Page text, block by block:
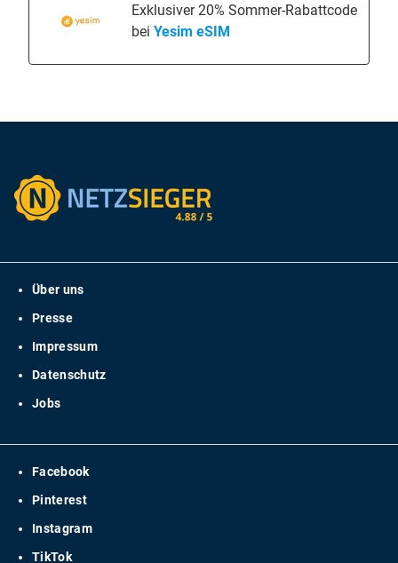
Exklusiver 20% Sommer-Rabattcode
bei Yesim eSIM
Über uns
Presse
Impressum
Datenschutz
Jobs
Facebook
Pinterest
Instagram
TikTok